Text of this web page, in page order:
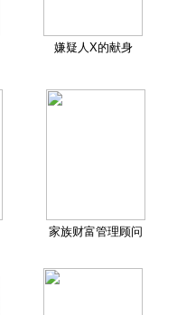
嫌疑人X的献身
家族财富管理顾问